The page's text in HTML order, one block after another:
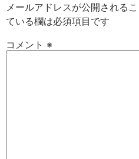
メールアドレスが公開されるこ
ている欄は必須項目です
コメント ※